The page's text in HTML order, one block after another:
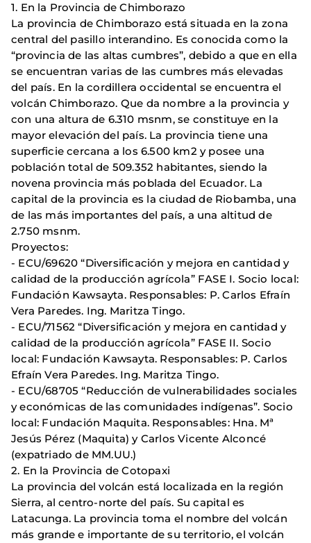
1. En la Provincia de Chimborazo
La provincia de Chimborazo está situada en la zona
central del pasillo interandino. Es conocida como la
“provincia de las altas cumbres”, debido a que en ella
se encuentran varias de las cumbres más elevadas
del país. En la cordillera occidental se encuentra el
volcán Chimborazo. Que da nombre a la provincia y
con una altura de 6.310 msnm, se constituye en la
mayor elevación del país. La provincia tiene una
superficie cercana a los 6.500 km2 y posee una
población total de 509.352 habitantes, siendo la
novena provincia más poblada del Ecuador. La
capital de la provincia es la ciudad de Riobamba, una
de las más importantes del país, a una altitud de
2.750 msnm.
Proyectos:
- ECU/69620 “Diversificación y mejora en cantidad y
calidad de la producción agrícola” FASE I. Socio local:
Fundación Kawsayta. Responsables: P. Carlos Efraín
Vera Paredes. Ing. Maritza Tingo.
- ECU/71562 “Diversificación y mejora en cantidad y
calidad de la producción agrícola” FASE II. Socio
local: Fundación Kawsayta. Responsables: P. Carlos
Efraín Vera Paredes. Ing. Maritza Tingo.
- ECU/68705 “Reducción de vulnerabilidades sociales
y económicas de las comunidades indígenas”. Socio
local: Fundación Maquita. Responsables: Hna. Mª
Jesús Pérez (Maquita) y Carlos Vicente Alconcé
(expatriado de MM.UU.)
2. En la Provincia de Cotopaxi
La provincia del volcán está localizada en la región
Sierra, al centro-norte del país. Su capital es
Latacunga. La provincia toma el nombre del volcán
más grande e importante de su territorio, el volcán